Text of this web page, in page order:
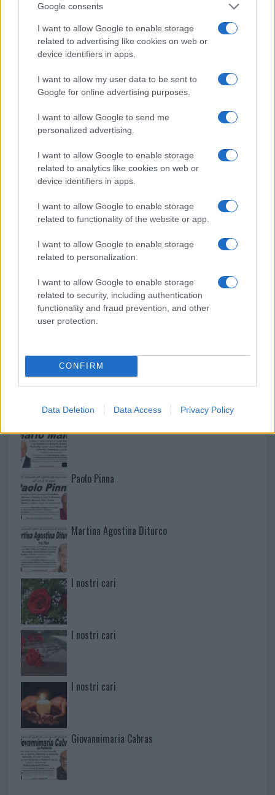
Google consents
I want to allow Google to enable storage
related to advertising like cookies on web or
device identifiers in apps.
I want to allow my user data to be sent to
Google for online advertising purposes.
I want to allow Google to send me
personalized advertising.
I want to allow Google to enable storage
related to analytics like cookies on web or
device identifiers in apps.
I want to allow Google to enable storage
related to functionality of the website or app.
I want to allow Google to enable storage
related to personalization.
I want to allow Google to enable storage
related to security, including authentication
functionality and fraud prevention, and other
user protection.
CONFIRM
Data Deletion Data Access Privacy Policy
Incendi, a San Pasquale arriva il Campo Base:
l’inaugurazione
Andrea Mura conquista Palau: grande
partecipazione per il suo racconto
Calangianus, allarme sul centro accoglienza
minori, Albieri: “Episodi gravissimi”
Gallura, finti clienti svuotano le suite: furto da
50mila nel resort
Meteo Olbia 7 agosto, sole e caldo tornano
NECROLOGIE
Paolo Pinna
Martina Agostina Diturco
I nostri cari
I nostri cari
I nostri cari
Giovannimaria Cabras